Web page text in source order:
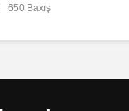
650 Baxış